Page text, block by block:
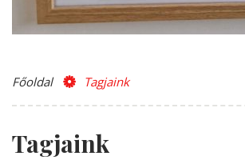
Főoldal Tagjaink
Tagjaink